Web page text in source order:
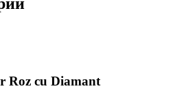
Roz cu Diamant